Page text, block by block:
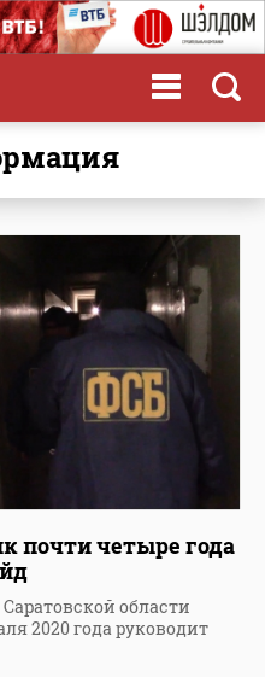
почти четыре года
области
2020 года руководит